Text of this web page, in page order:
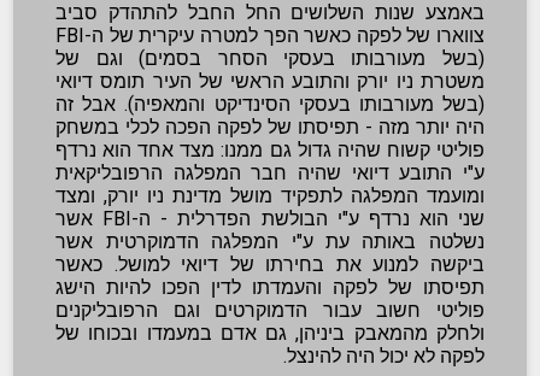
באמצע שנות השלושים החל החבל להתהדק סביב
צווארו של לפקה כאשר הפך למטרה עיקרית של ה-FBI
(בשל מעורבותו בעסקי הסחר בסמים) וגם של
משטרת ניו יורק והתובע הראשי של העיר תומס דיואי
(בשל מעורבותו בעסקי הסינדיקט והמאפיה). אבל זה
היה יותר מזה - תפיסתו של לפקה הפכה לכלי במשחק
פוליטי קשוח שהיה גדול גם ממנו: מצד אחד הוא נרדף
ע"י התובע דיואי שהיה חבר המפלגה הרפובליקאית
ומועמד המפלגה לתפקיד מושל מדינת ניו יורק, ומצד
שני הוא נרדף ע"י הבולשת הפדרלית - ה-FBI אשר
נשלטה באותה עת ע"י המפלגה הדמוקרטית אשר
ביקשה למנוע את בחירתו של דיואי למושל. כאשר
תפיסתו של לפקה והעמדתו לדין הפכו להיות הישג
פוליטי חשוב עבור הדמוקרטים וגם הרפובליקנים
ולחלק מהמאבק ביניהן, גם אדם במעמדו ובכוחו של
לפקה לא יכול היה להינצל.